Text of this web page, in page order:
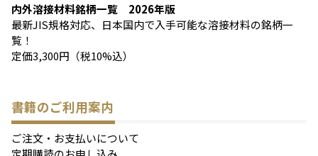
内外溶接材料銘柄一覧 2026年版
最新JIS規格対応、日本国内で入手可能な溶接材料の銘柄一
覧！
定価3,300円（税10%込）
書籍のご利用案内
ご注文・お支払いについて